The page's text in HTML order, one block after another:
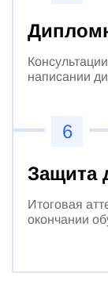
написании
6
Защита
Итоговая
окончании